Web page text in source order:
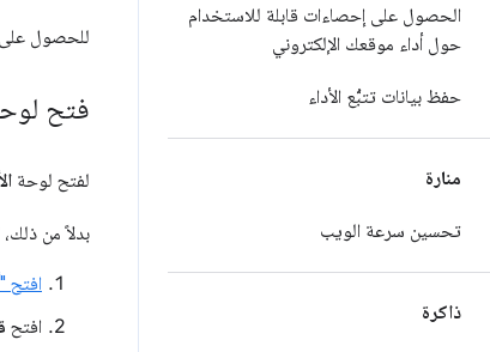
الحصول على إحصاءات قابلة للاستخدام
حول أداء موقعك الإلكتروني
حفظ بيانات تتبُّع الأداء
منارة
تحسين سرعة الويب
ذاكرة
للحصول على
فتح
لفتح لوحة
بدلاً من
افتح
افتح